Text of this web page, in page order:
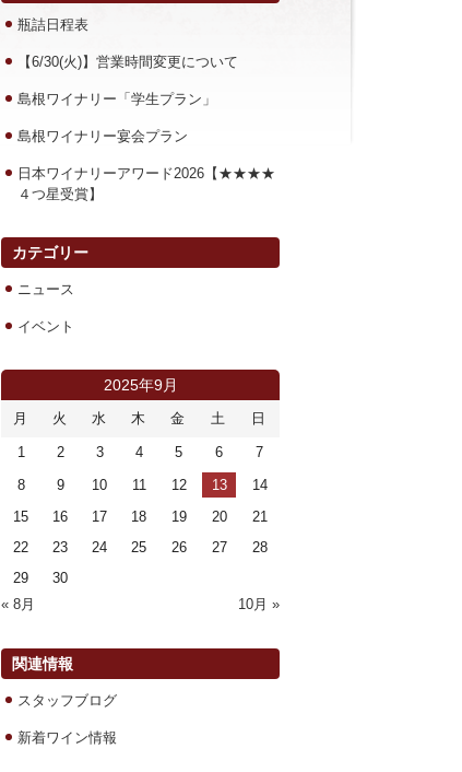
瓶詰日程表
【6/30(火)】営業時間変更について
島根ワイナリー「学生プラン」
島根ワイナリー宴会プラン
日本ワイナリーアワード2026【★★★★
４つ星受賞】
カテゴリー
ニュース
イベント
2025年9月
月 火 水 木 金 土 日
« 8月 10月 »
1 2 3 4 5 6
7
8
9 10 11 12 13
14
15
16 17 18 19 20
21
22
23 24 25 26 27
28
29
30
関連情報
スタッフブログ
新着ワイン情報